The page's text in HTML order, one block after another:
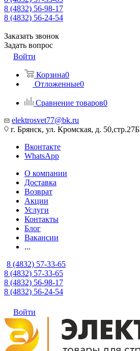
8 (4832) 56-98-17
8 (4832) 56-24-54
Заказать звонок
Задать вопрос
Войти
Корзина0
Отложенные0
Сравнение товаров0
elektrosvet77@bk.ru
г. Брянск, ул. Кромская, д. 50,стр.27Б
Вконтакте
WhatsApp
О компании
Доставка
Возврат
Акции
Услуги
Контакты
Блог
Вакансии
...
8 (4832) 57-33-65
8 (4832) 57-33-65
8 (4832) 56-98-17
8 (4832) 56-24-54
Войти